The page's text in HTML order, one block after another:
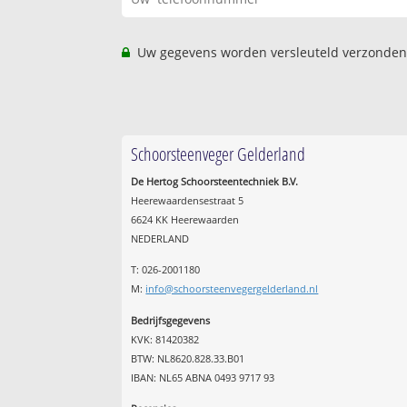
Uw gegevens worden versleuteld
Schoorsteenveger Gelderland
De Hertog Schoorsteentechniek B.V.
Heerewaardensestraat 5
6624 KK Heerewaarden
NEDERLAND
T: 026-2001180
M: info@schoorsteenvegergelderland.nl
Bedrijfsgegevens
KVK: 81420382
BTW: NL8620.828.33.B01
IBAN: NL65 ABNA 0493 9717 93